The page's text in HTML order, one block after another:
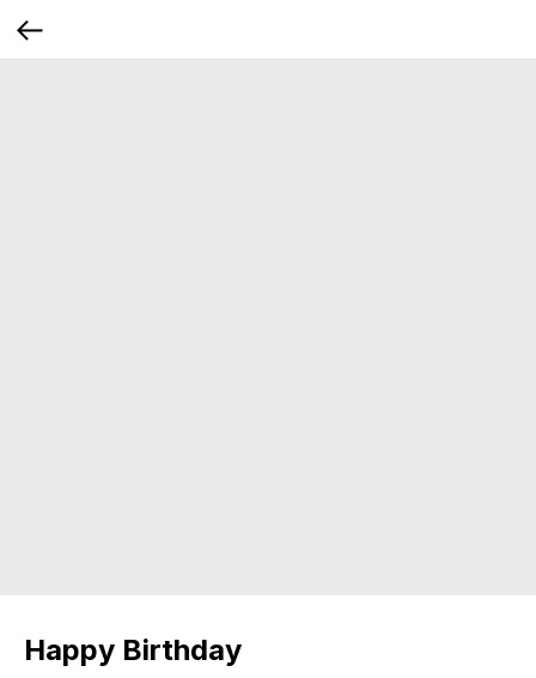
Happy Birthday